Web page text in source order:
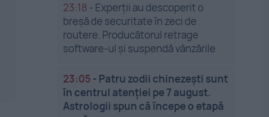
23:18 - Experții au descoperit o
breșă de securitate în zeci de
routere. Producătorul retrage
software-ul și suspendă vânzările
23:05 - Patru zodii chinezești sunt
în centrul atenției pe 7 august.
Astrologii spun că începe o etapă